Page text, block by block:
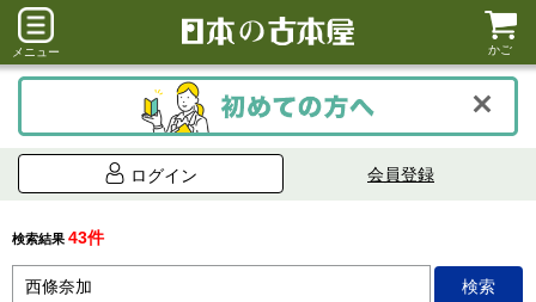
メニュー かご
ログイン 会員登録
検索結果 43件